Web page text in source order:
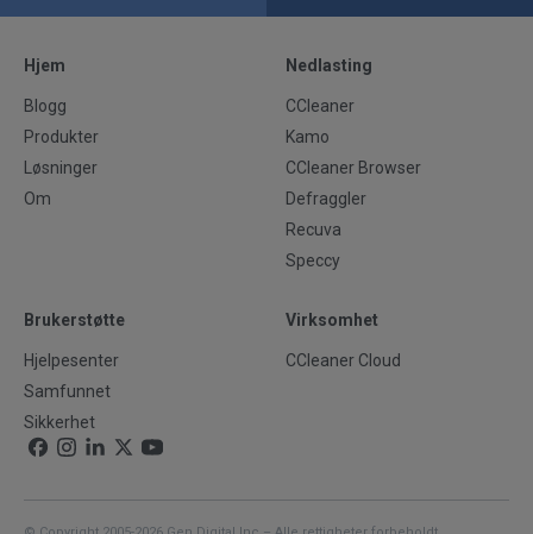
Hjem
Blogg
Produkter
Løsninger
Om
Nedlasting
CCleaner
Kamo
CCleaner Browser
Defraggler
Recuva
Speccy
Brukerstøtte
Hjelpesenter
Samfunnet
Sikkerhet
Virksomhet
CCleaner Cloud